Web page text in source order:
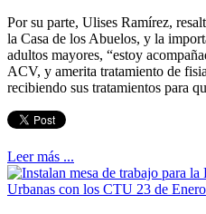
Por su parte, Ulises Ramírez,
la Casa de los Abuelos, y la
adultos mayores, “estoy
ACV, y amerita tratamiento de
recibiendo sus tratamientos para
Leer más ...